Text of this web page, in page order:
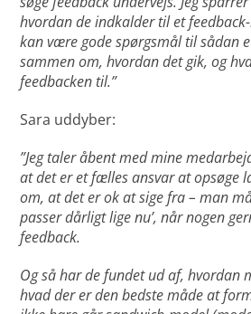
hvordan de indkalder til et
kan være gode spørgsmål til sådan
sammen om, hvordan det gik, og
feedbacken til.”
Sara uddyber:
”Jeg taler åbent med mine
at det er et fælles ansvar at opsøge
om, at det er ok at sige fra – man
passer dårligt lige nu’, når nogen
feedback.
Og så har de fundet ud af, hvordan
hvad der er den bedste måde at